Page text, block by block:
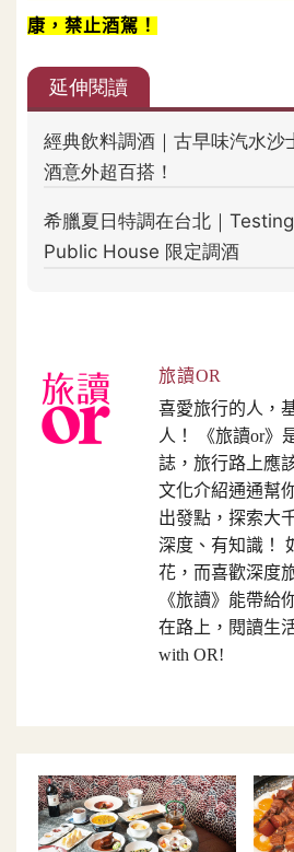
康，禁止酒駕！
旅讀OR
喜愛旅行的人，
人！ 《旅讀or》
誌，旅行路上應
文化介紹通通幫
出發點，探索大
深度、有知識！
花，而喜歡深度
《旅讀》能帶給
在路上，閱讀生
with OR!